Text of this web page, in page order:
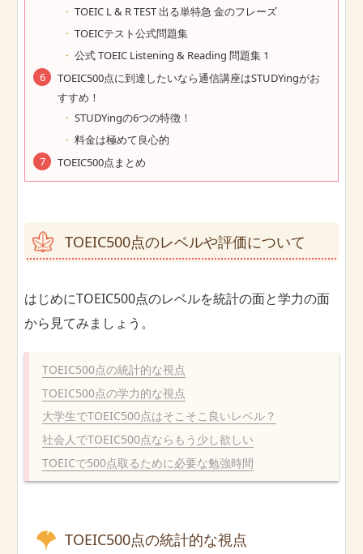
TOEIC L & R TEST 出る単特急 金のフレーズ
TOEICテスト公式問題集
公式 TOEIC Listening & Reading 問題集 1
TOEIC500点に到達したいなら通信講座はSTUDYingがお
すすめ！
STUDYingの6つの特徴！
料金は極めて良心的
TOEIC500点まとめ
TOEIC500点のレベルや評価について
はじめにTOEIC500点のレベルを統計の面と学力の面
から見てみましょう。
TOEIC500点の統計的な視点
TOEIC500点の学力的な視点
大学生でTOEIC500点はそこそこ良いレベル？
社会人でTOEIC500点ならもう少し欲しい
TOEICで500点取るために必要な勉強時間
TOEIC500点の統計的な視点